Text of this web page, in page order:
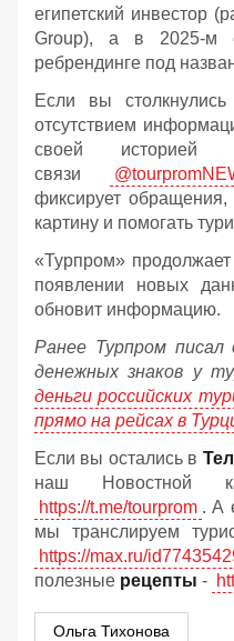
египетский инвестор
Group), а в 2025-м
ребрендинге под
Если вы
отсутствием
своей историей
связи
фиксирует
картину и помогать
«Турпром»
появлении новых
обновит информацию.
Ранее Турпром
денежных знаков у
деньги российских
прямо на рейсах в
Если вы остались в
наш Новостной
https://t.me/tourprom . А
мы транслируем
https://max.ru/
полезные рецепты -
Ольга Тихонова